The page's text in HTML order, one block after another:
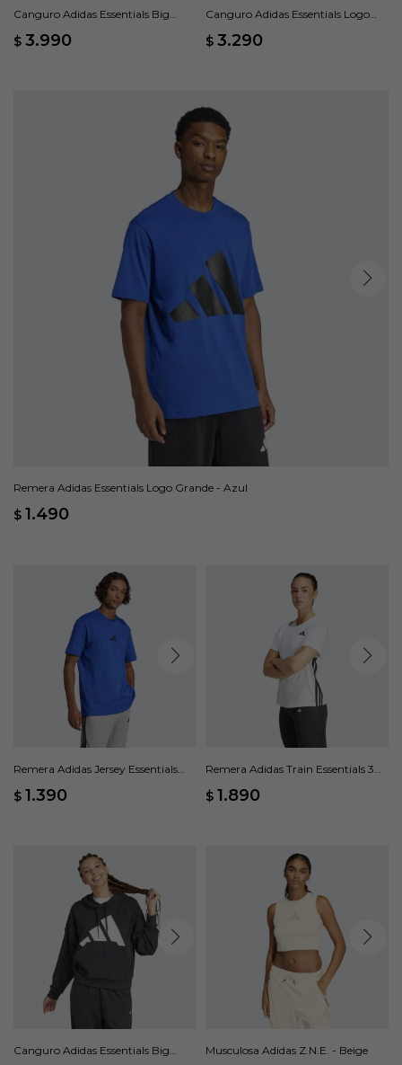
Canguro Adidas Essentials Big
$ 3.990
Canguro Adidas Essentials Logo
$ 3.290
Remera Adidas Essentials Logo Grande - Azul
$ 1.490
Remera Adidas Jersey Essentials
$ 1.390
Remera Adidas Train Essentials 3
$ 1.890
Canguro Adidas Essentials Big
Musculosa Adidas Z.N.E. - Beige